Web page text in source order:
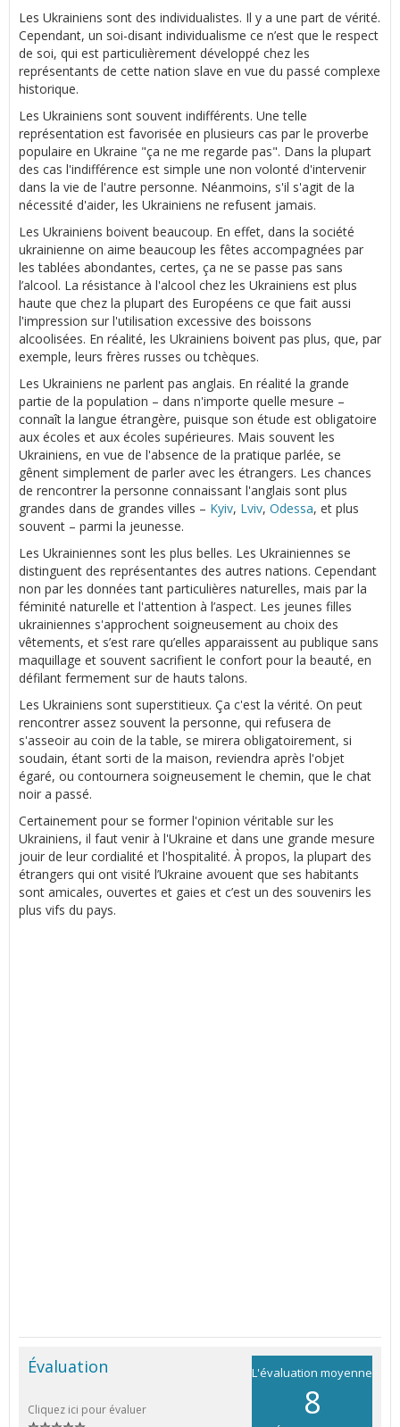
Les Ukrainiens sont des individualistes. Il y a une part de vérité.
Cependant, un soi-disant individualisme ce n’est que le respect
de soi, qui est particulièrement développé chez les
représentants de cette nation slave en vue du passé complexe
historique.
Les Ukrainiens sont souvent indifférents. Une telle
représentation est favorisée en plusieurs cas par le proverbe
populaire en Ukraine "ça ne me regarde pas". Dans la plupart
des cas l'indifférence est simple une non volonté d'intervenir
dans la vie de l'autre personne. Néanmoins, s'il s'agit de la
nécessité d'aider, les Ukrainiens ne refusent jamais.
Les Ukrainiens boivent beaucoup. En effet, dans la société
ukrainienne on aime beaucoup les fêtes accompagnées par
les tablées abondantes, certes, ça ne se passe pas sans
l’alcool. La résistance à l'alcool chez les Ukrainiens est plus
haute que chez la plupart des Européens ce que fait aussi
l'impression sur l'utilisation excessive des boissons
alcoolisées. En réalité, les Ukrainiens boivent pas plus, que, par
exemple, leurs frères russes ou tchèques.
Les Ukrainiens ne parlent pas anglais. En réalité la grande
partie de la population – dans n'importe quelle mesure –
connaît la langue étrangère, puisque son étude est obligatoire
aux écoles et aux écoles supérieures. Mais souvent les
Ukrainiens, en vue de l'absence de la pratique parlée, se
gênent simplement de parler avec les étrangers. Les chances
de rencontrer la personne connaissant l'anglais sont plus
grandes dans de grandes villes – Kyiv, Lviv, Odessa, et plus
souvent – parmi la jeunesse.
Les Ukrainiennes sont les plus belles. Les Ukrainiennes se
distinguent des représentantes des autres nations. Cependant
non par les données tant particulières naturelles, mais par la
féminité naturelle et l'attention à l’aspect. Les jeunes filles
ukrainiennes s'approchent soigneusement au choix des
vêtements, et s’est rare qu’elles apparaissent au publique sans
maquillage et souvent sacrifient le confort pour la beauté, en
défilant fermement sur de hauts talons.
Les Ukrainiens sont superstitieux. Ça c'est la vérité. On peut
rencontrer assez souvent la personne, qui refusera de
s'asseoir au coin de la table, se mirera obligatoirement, si
soudain, étant sorti de la maison, reviendra après l'objet
égaré, ou contournera soigneusement le chemin, que le chat
noir a passé.
Certainement pour se former l'opinion véritable sur les
Ukrainiens, il faut venir à l'Ukraine et dans une grande mesure
jouir de leur cordialité et l'hospitalité. À propos, la plupart des
étrangers qui ont visité l’Ukraine avouent que ses habitants
sont amicales, ouvertes et gaies et c’est un des souvenirs les
plus vifs du pays.
L'évaluation moyenne
8
Évaluation
Cliquez ici pour évaluer